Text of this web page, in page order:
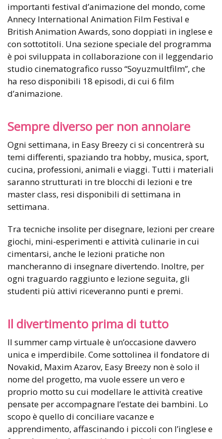
importanti festival d’animazione del mondo, come
Annecy International Animation Film Festival e
British Animation Awards, sono doppiati in inglese e
con sottotitoli. Una sezione speciale del programma
è poi sviluppata in collaborazione con il leggendario
studio cinematografico russo “Soyuzmultfilm”, che
ha reso disponibili 18 episodi, di cui 6 film
d’animazione.
Sempre diverso per non annoiare
Ogni settimana, in Easy Breezy ci si concentrerà su
temi differenti, spaziando tra hobby, musica, sport,
cucina, professioni, animali e viaggi. Tutti i materiali
saranno strutturati in tre blocchi di lezioni e tre
master class, resi disponibili di settimana in
settimana.
Tra tecniche insolite per disegnare, lezioni per creare
giochi, mini-esperimenti e attività culinarie in cui
cimentarsi, anche le lezioni pratiche non
mancheranno di insegnare divertendo. Inoltre, per
ogni traguardo raggiunto e lezione seguita, gli
studenti più attivi riceveranno punti e premi.
Il divertimento prima di tutto
Il summer camp virtuale è un’occasione davvero
unica e imperdibile. Come sottolinea il fondatore di
Novakid, Maxim Azarov, Easy Breezy non è solo il
nome del progetto, ma vuole essere un vero e
proprio motto su cui modellare le attività creative
pensate per accompagnare l’estate dei bambini. Lo
scopo è quello di conciliare vacanze e
apprendimento, affascinando i piccoli con l’inglese e